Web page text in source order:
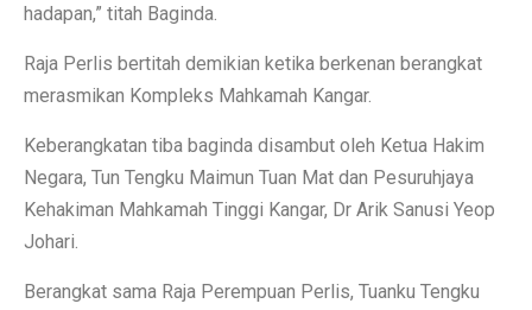
hadapan,” titah Baginda.
Raja Perlis bertitah demikian ketika berkenan berangkat
merasmikan Kompleks Mahkamah Kangar.
Keberangkatan tiba baginda disambut oleh Ketua Hakim
Negara, Tun Tengku Maimun Tuan Mat dan Pesuruhjaya
Kehakiman Mahkamah Tinggi Kangar, Dr Arik Sanusi Yeop
Johari.
Berangkat sama Raja Perempuan Perlis, Tuanku Tengku